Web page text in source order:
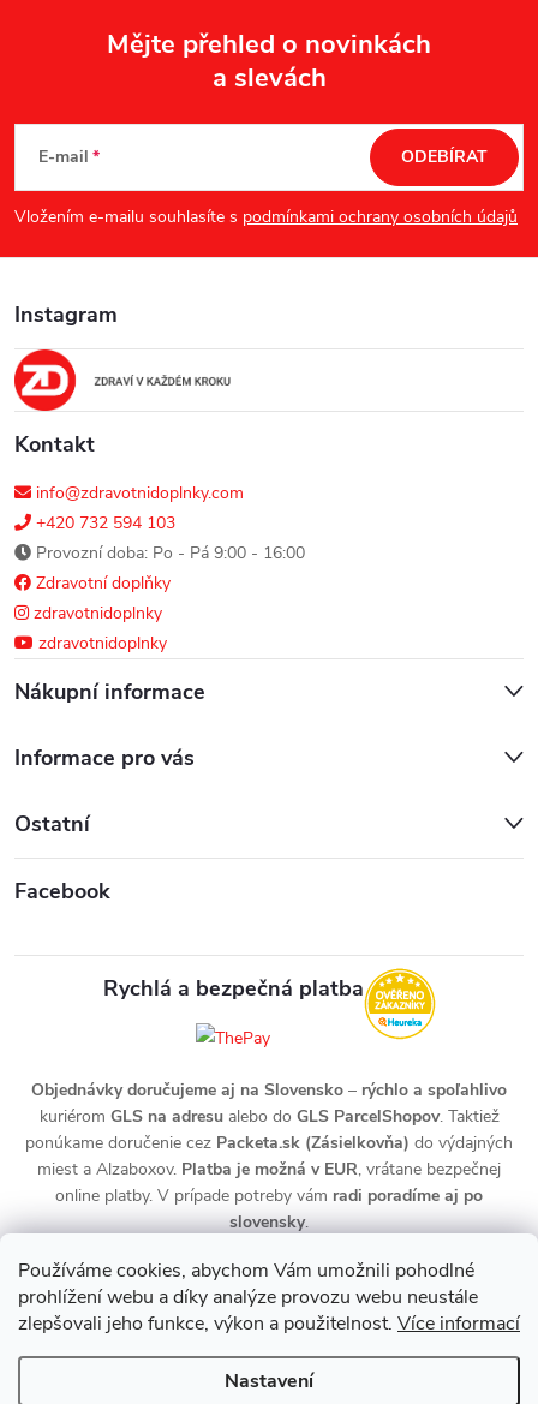
Používáme cookies, abychom Vám umožnili pohodlné
prohlížení webu a díky analýze provozu webu neustále
zlepšovali jeho funkce, výkon a použitelnost. Více informací
Nastavení
p
a
t
Mějte přehled o novinkách
a slevách
E-mail
Vložením e-mailu souhlasíte s podmínkami ochrany osobních údajů
ODEBÍRAT
Instagram
Kontakt
info@zdravotnidoplnky.com
+420 732 594 103
Provozní doba: Po - Pá 9:00 - 16:00
Zdravotní doplňky
zdravotnidoplnky
zdravotnidoplnky
Nákupní informace
Informace pro vás
Ostatní
Facebook
Rychlá a bezpečná platba
Objednávky doručujeme aj na Slovensko – rýchlo a spoľahlivo
kuriérom GLS na adresualebo do GLS ParcelShopov. Taktiež
ponúkame doručenie cez Packeta.sk (Zásielkovňa) do výdajných
miest a Alzaboxov. Platba je možná v EUR, vrátane bezpečnej
online platby. V prípade potreby vám radi poradíme aj po
slovensky.